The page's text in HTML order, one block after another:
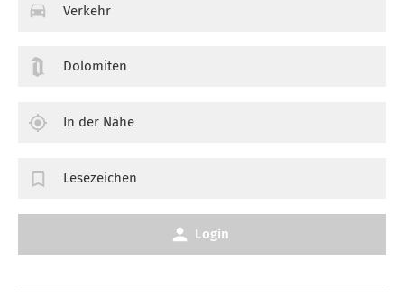
Verkehr
Dolomiten
In der Nähe
Lesezeichen
Login